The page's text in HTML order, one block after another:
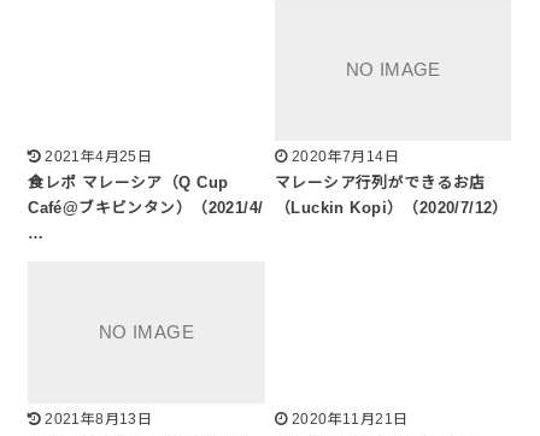
2021年4月25日
食レポ マレーシア（Q Cup
Café@ブキビンタン）（2021/4/
…
2020年7月14日
マレーシア行列ができるお店
（Luckin Kopi）（2020/7/12）
2021年8月13日
2020年11月21日